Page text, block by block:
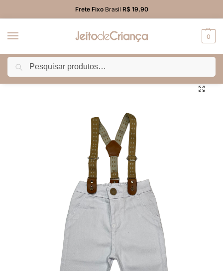
Frete FixoBrasil R$ 19,90
0
Início BEBÊ MENINO / Calça